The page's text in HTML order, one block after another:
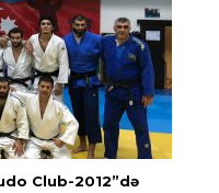
Club-2012”də